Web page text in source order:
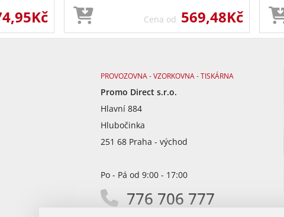
Cena od 569,48Kč
PROVOZOVNA - VZORKOVNA - TISKÁRNA
Promo Direct s.r.o.
Hlavní 884
Hlubočinka
251 68 Praha - východ
Po - Pá od 9:00 - 17:00
776 706 777